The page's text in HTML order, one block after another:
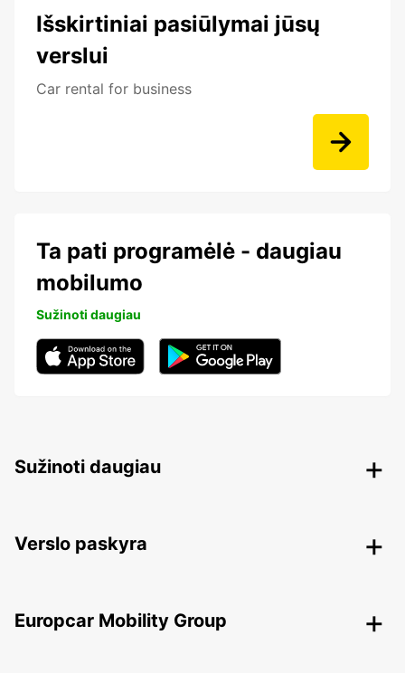
Išskirtiniai pasiūlymai jūsų
verslui
Car rental for business
Ta pati programėlė - daugiau
mobilumo
Sužinoti daugiau
Sužinoti daugiau
Verslo paskyra
Europcar Mobility Group